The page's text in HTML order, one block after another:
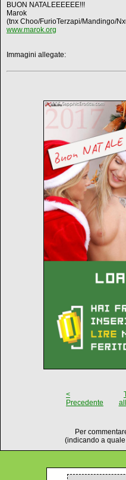
BUON NATALEEEEEE!!!
Marok
(tnx Choo/FurioTerzapi/Mandingo/
www.marok.org
Immagini allegate:
<
Precedente
Per
(indicando a